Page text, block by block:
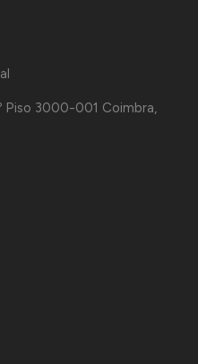
Piso 3000-001 Coimbra,